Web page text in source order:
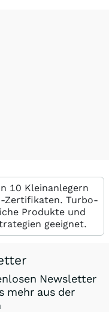
10 Kleinanlegern
Zertifikaten. Turbo-
Produkte und
geeignet.
Newsletter
mehr aus der